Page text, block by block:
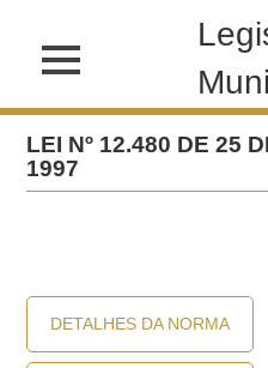
LEI Nº 12.480 DE 25
1997
DETALHES DA NORMA